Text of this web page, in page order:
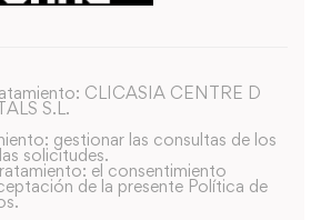
CLICASIA CENTRE D
S.L.
gestionar las consultas de los
solicitudes.
el consentimiento
de la presente Política de